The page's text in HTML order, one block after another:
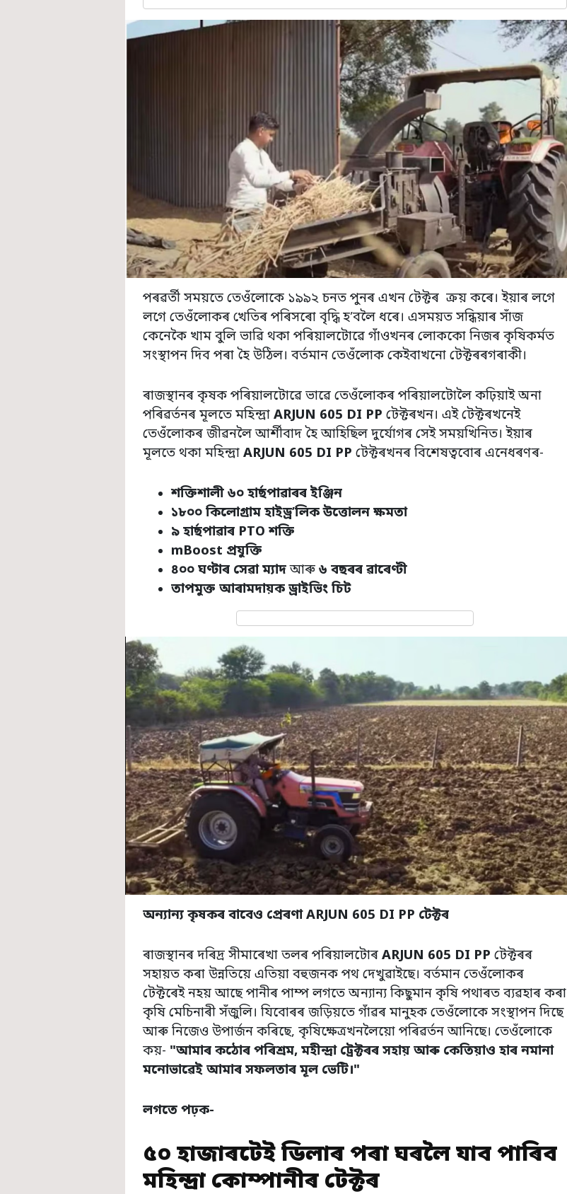
পৰৱৰ্তী সময়তে তেওঁলোকে ১৯৯২ চনত পুনৰ এখন টেক্টৰ ক্ৰয় কৰে। ইয়াৰ লগে
লগে তেওঁলোকৰ খেতিৰ পৰিসৰো বৃদ্ধি হ’বলৈ ধৰে। এসময়ত সন্ধিয়াৰ সাঁজ
কেনেকৈ খাম বুলি ভাৱি থকা পৰিয়ালটোৱে গাঁওখনৰ লোককো নিজৰ কৃষিকৰ্মত
সংস্থাপন দিব পৰা হৈ উঠিল। বৰ্তমান তেওঁলোক কেইবাখনো টেক্টৰৰগৰাকী।
ৰাজস্থানৰ কৃষক পৰিয়ালটোৱে ভাৱে তেওঁলোকৰ পৰিয়ালটোলৈ কঢ়িয়াই অনা
পৰিৱৰ্তনৰ মূলতে মহিন্দ্ৰা ARJUN 605 DI PP টেক্টৰখন। এই টেক্টৰখনেই
তেওঁলোকৰ জীৱনলৈ আৰ্শীবাদ হৈ আহিছিল দুৰ্যোগৰ সেই সময়খিনিত। ইয়াৰ
মূলতে থকা মহিন্দ্ৰা ARJUN 605 DI PP টেক্টৰখনৰ বিশেষত্ববোৰ এনেধৰণৰ-
শক্তিশালী ৬০ হাৰ্ছপাৱাৰৰ ইঞ্জিন
১৮০০ কিলোগ্ৰাম হাইড্ৰ’লিক উত্তোলন ক্ষমতা
৯ হাৰ্ছপাৱাৰ PTOশক্তি
mBoost প্ৰযুক্তি
৪০০ ঘণ্টাৰ সেৱা ম্যাদআৰু ৬ বছৰৰ ৱাৰেণ্টী
তাপমুক্ত আৰামদায়ক ড্ৰাইভিং চিট
অন্যান্য কৃষকৰ বাবেও প্ৰেৰণা ARJUN 605 DI PP টেক্টৰ
ৰাজস্থানৰ দৰিদ্ৰ সীমাৰেখা তলৰ পৰিয়ালটোৰ ARJUN 605 DI PP টেক্টৰৰ
সহায়ত কৰা উন্নতিয়ে এতিয়া বহুজনক পথ দেখুৱাইছে। বৰ্তমান তেওঁলোকৰ
টেক্টৰেই নহয় আছে পানীৰ পাম্প লগতে অন্যান্য কিছুমান কৃষি পথাৰত ব্যৱহাৰ কৰা
কৃষি মেচিনাৰী সঁজুলি। যিবোৰৰ জড়িয়তে গাঁৱৰ মানুহক তেওঁলোকে সংস্থাপন দিছে
আৰু নিজেও উপাৰ্জন কৰিছে, কৃষিক্ষেত্ৰখনলৈয়ো পৰিৱৰ্তন আনিছে। তেওঁলোকে
কয়- "আমাৰ কঠোৰ পৰিশ্ৰম, মহীন্দ্ৰা ট্ৰেক্টৰৰ সহায় আৰু কেতিয়াও হাৰ নমানা
মনোভাৱেই আমাৰ সফলতাৰ মূল ভেটি।"
লগতে পঢ়ক-
৫০ হাজাৰটেই ডিলাৰ পৰা ঘৰলৈ যাব পাৰিব
মহিন্দ্ৰা কোম্পানীৰ টেক্টৰ